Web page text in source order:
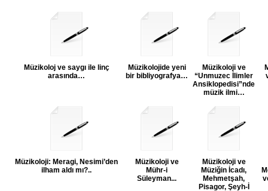
Müzikoloj ve saygı ile linç
arasında…
Müzikolojide yeni
bir bibliyografya…
Müzikoloji ve
“Unmuzec İlimler
Ansiklopedisi”nde
müzik ilmi…
Müzikoloji: Meragi, Nesimi’den
ilham aldı mı?..
Müzikoloji ve
Mühr-i
Süleyman...
Müzikoloji ve
Müziğin İcadı,
Mehmetşah,
Pisagor, Şeyh-İ